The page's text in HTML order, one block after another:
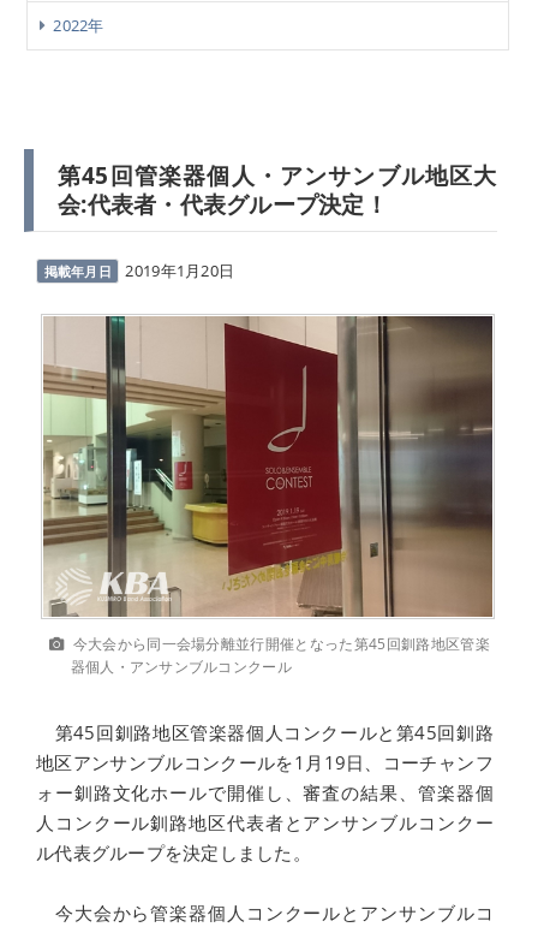
2022年
第45回管楽器個人・アンサンブル地区大
会:代表者・代表グループ決定！
掲載年月日 2019年1月20日
今大会から同一会場分離並行開催となった第45回釧路地区管楽
器個人・アンサンブルコンクール
第45回釧路地区管楽器個人コンクールと第45回釧路
地区アンサンブルコンクールを1月19日、コーチャンフ
ォー釧路文化ホールで開催し、審査の結果、管楽器個
人コンクール釧路地区代表者とアンサンブルコンクー
ル代表グループを決定しました。
今大会から管楽器個人コンクールとアンサンブルコ